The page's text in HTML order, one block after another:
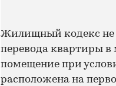
Жилищный кодекс не
перевода квартиры
помещение при
расположена на